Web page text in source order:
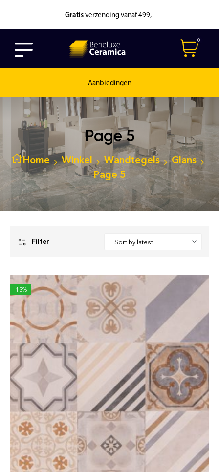
Gratis verzending vanaf 499,-
0
Aanbiedingen
Page 5
Home Winkel Wandtegels
Glans
Page 5
Filter
-13%